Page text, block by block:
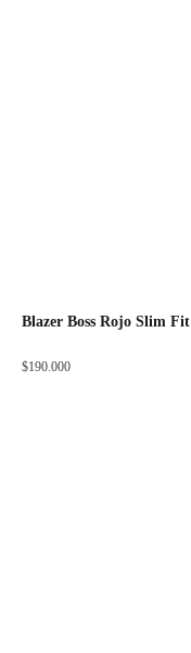
Blazer Boss Rojo Slim Fit
$190.000